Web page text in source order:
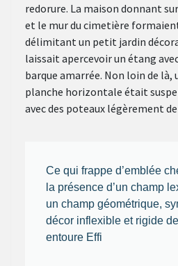
redorure. La maison donnant
et le mur du cimetière
délimitant un petit jardin
laissait apercevoir un étang
barque amarrée. Non loin de
planche horizontale était
avec des poteaux légèrement
Ce qui frappe d’emblée
la présence d’un champ
un champ géométrique,
décor inflexible et rigide
entoure Effi